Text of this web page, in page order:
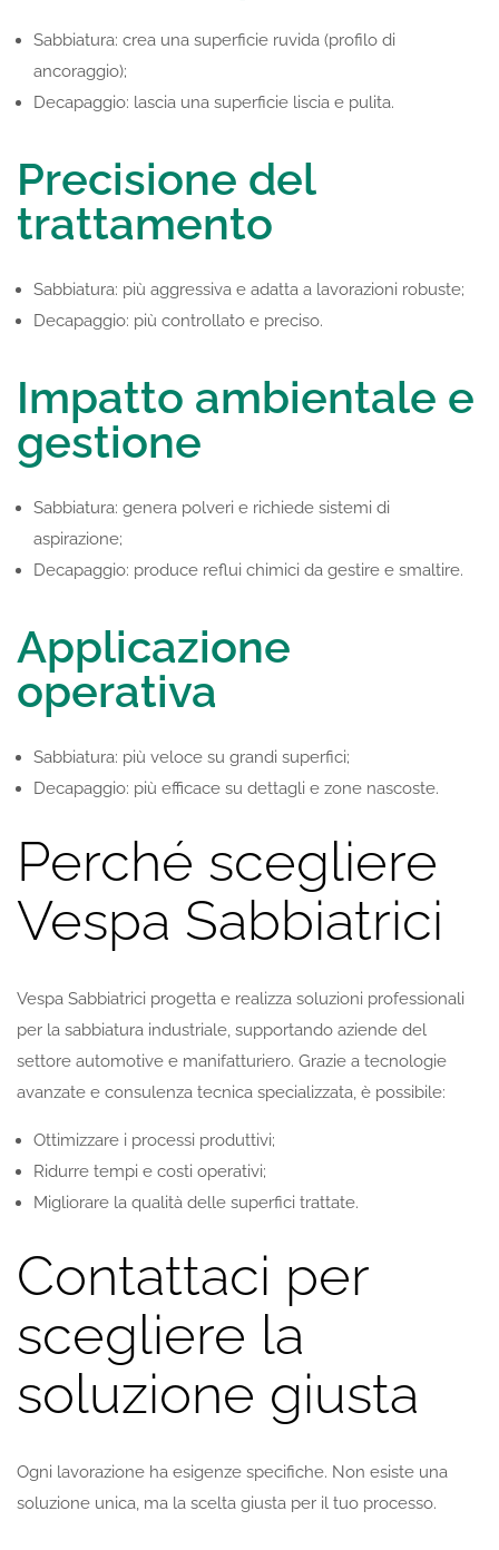
Sabbiatura: crea una superficie ruvida (profilo di
ancoraggio);
Decapaggio: lascia una superficie liscia e pulita.
Precisione del
trattamento
Sabbiatura: più aggressiva e adatta a lavorazioni robuste;
Decapaggio: più controllato e preciso.
Impatto ambientale e
gestione
Sabbiatura: genera polveri e richiede sistemi di
aspirazione;
Decapaggio: produce reflui chimici da gestire e smaltire.
Applicazione
operativa
Sabbiatura: più veloce su grandi superfici;
Decapaggio: più efficace su dettagli e zone nascoste.
Perché scegliere
Vespa Sabbiatrici
Vespa Sabbiatrici progetta e realizza soluzioni professionali
per la sabbiatura industriale, supportando aziende del
settore automotive e manifatturiero. Grazie a tecnologie
avanzate e consulenza tecnica specializzata, è possibile:
Ottimizzare i processi produttivi;
Ridurre tempi e costi operativi;
Migliorare la qualità delle superfici trattate.
Contattaci per
scegliere la
soluzione giusta
Ogni lavorazione ha esigenze specifiche. Non esiste una
soluzione unica, ma la scelta giusta per il tuo processo.